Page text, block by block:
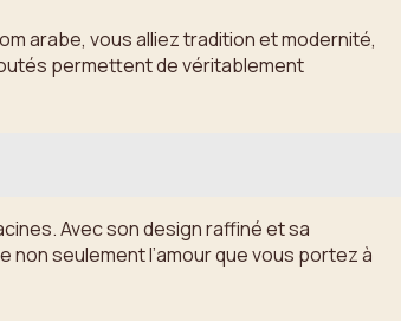
arabe, vous alliez tradition et modernité,
permettent de véritablement
Avec son design raffiné et sa
seulement l’amour que vous portez à